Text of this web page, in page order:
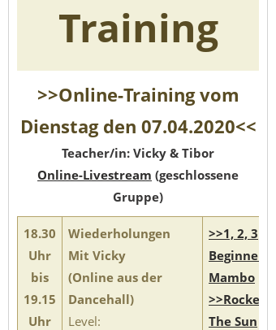
Training
>>Online-Training vom
Dienstag den 07.04.2020<<
Teacher/in: Vicky & Tibor
Online-Livestream (geschlossene
Gruppe)
18.30
Uhr
bis
19.15
Uhr
Wiederholungen
Mit Vicky
(Online aus der
Dancehall)
Level:
>>1, 2, 3
Beginner
Mambo
>>Rocket To
The Sun